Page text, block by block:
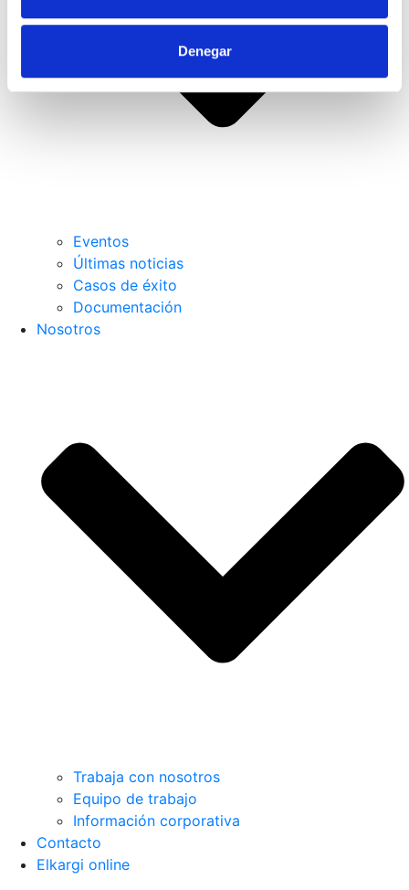
Denegar
Eventos
Últimas noticias
Casos de éxito
Documentación
Nosotros
Trabaja con nosotros
Equipo de trabajo
Información corporativa
Contacto
Elkargi online